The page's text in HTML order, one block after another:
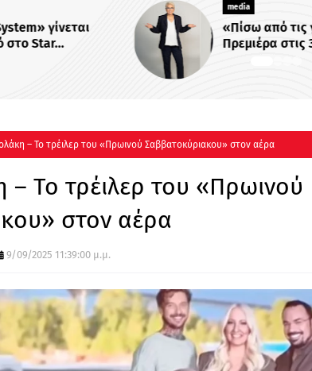
«Πίσω από τις γραμμές»:
Πρεμιέρα στις 31 Αυγούστου στις
22:00
– Το τρέιλερ του «Πρωινού Σαββατοκύριακου» στον αέρα
– Το τρέιλερ του «Πρωινού
στον αέρα
9/09/2025 11:39:00 μ.μ.